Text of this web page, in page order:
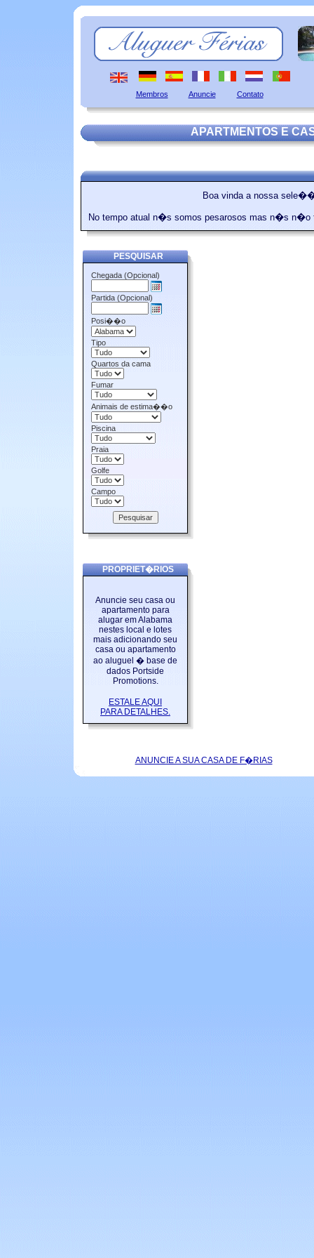
Membros Anuncie Contato
APARTMENTOS E
Boa vinda a nossa
No tempo atual n�s somos pesarosos mas n�s n�o
PESQUISAR
Chegada (Opcional)
Partida (Opcional)
Posi��o
Tipo
Quartos da cama
Fumar
Animais de estima��o
Piscina
Praia
Golfe
Campo
PROPRIET�RIOS
Anuncie seu casa ou
apartamento para
alugar em Alabama
nestes local e lotes
mais adicionando seu
casa ou apartamento
ao aluguel � base de
dados Portside
Promotions.
ESTALE AQUI
PARA DETALHES.
ANUNCIE A SUA CASA DE F�RIAS